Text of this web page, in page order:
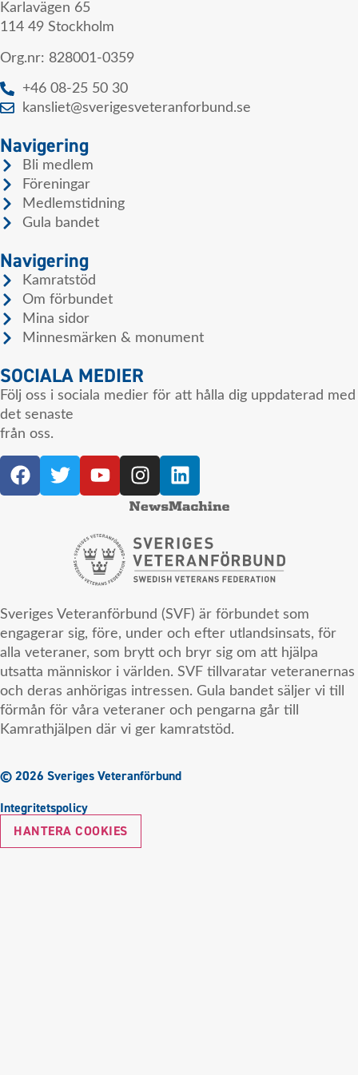
Karlavägen 65
114 49 Stockholm
Org.nr: 828001-0359
+46 08-25 50 30
kansliet@sverigesveteranforbund.se
Navigering
Bli medlem
Föreningar
Medlemstidning
Gula bandet
Navigering
Kamratstöd
Om förbundet
Mina sidor
Minnesmärken & monument
SOCIALA MEDIER
Följ oss i sociala medier för att hålla dig uppdaterad med
det senaste
från oss.
Sveriges Veteranförbund (SVF) är förbundet som
engagerar sig, före, under och efter utlandsinsats, för
alla veteraner, som brytt och bryr sig om att hjälpa
utsatta människor i världen. SVF tillvaratar veteranernas
och deras anhörigas intressen. Gula bandet säljer vi till
förmån för våra veteraner och pengarna går till
Kamrathjälpen där vi ger kamratstöd.
© 2026 Sveriges Veteranförbund
Integritetspolicy
HANTERA COOKIES